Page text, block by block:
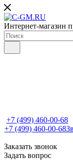
Интернет-магазин
+7 (499) 460-00-68
+7 (499) 460-00-68
Заказать звонок
Задать вопрос